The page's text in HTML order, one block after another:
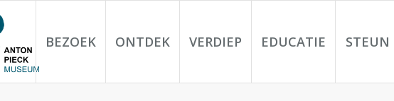
BEZOEK ONTDEK VERDIEP EDUCATIE STEUN